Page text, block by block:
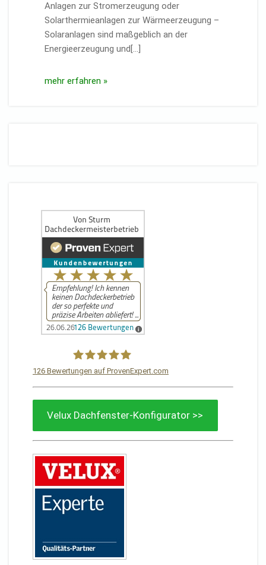
Anlagen zur Stromerzeugung oder
Solarthermieanlagen zur Wärmeerzeugung –
Solaranlagen sind maßgeblich an der
Energieerzeugung und[…]
mehr erfahren »
Von Sturm Dachdeckermeisterbetrieb
126 Bewertungen auf ProvenExpert.com
Velux Dachfenster-Konfigurator >>